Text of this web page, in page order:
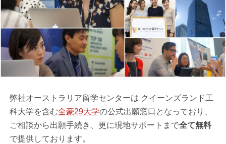
弊社オーストラリア留学センターは クイーンズランド工
科大学を含む全豪29大学の公式出願窓口となっており、
ご相談から出願手続き、更に現地サポートまで全て無料
で提供しております。